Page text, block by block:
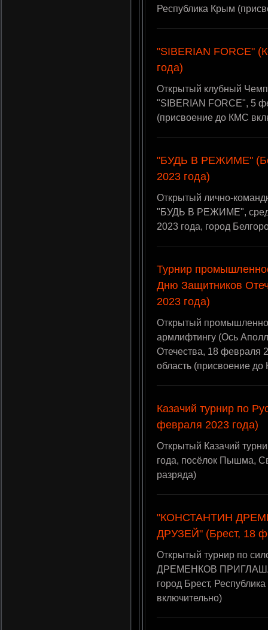
Республика Крым
"SIBERIAN FORCE"
года)
Открытый клубный
"SIBERIAN FORCE", 5
(присвоение до КМС
"БУДЬ В РЕЖИМЕ"
2023 года)
Открытый лично-
"БУДЬ В РЕЖИМЕ",
2023 года, город
Турнир
Дню Защитников
2023 года)
Открытый
армлифтингу (Ось
Отечества, 18 февраля
область (присвоение
Казачий турнир по
февраля 2023 года)
Открытый Казачий
года, посёлок Пышма,
разряда)
"КОНСТАНТИН
ДРУЗЕЙ" (Брест, 18
Открытый турнир по
ДРЕМЕНКОВ
город Брест,
включительно)